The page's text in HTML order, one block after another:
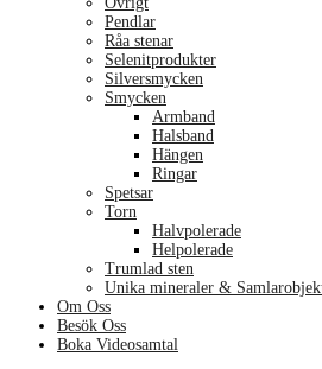
Pendlar
Råa stenar
Selenitprodukter
Silversmycken
Smycken
Armband
Halsband
Hängen
Ringar
Spetsar
Torn
Halvpolerade
Helpolerade
Trumlad sten
Unika mineraler &
Om Oss
Besök Oss
Boka Videosamtal